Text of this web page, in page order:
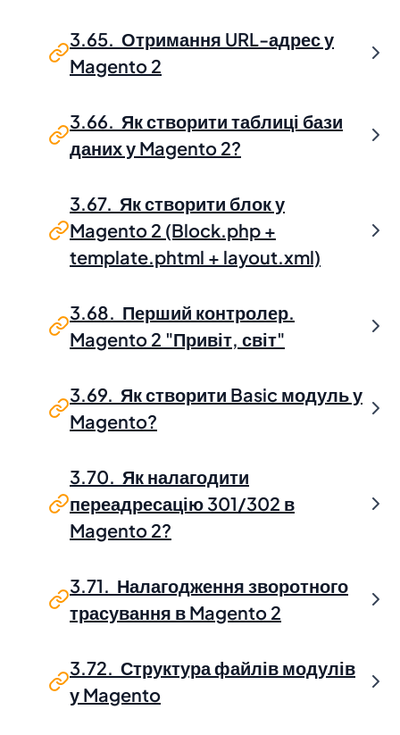
3.65. Отримання URL-адрес у
Magento 2
3.66. Як створити таблиці бази
даних у Magento 2?
3.67. Як створити блок у
Magento 2 (Block.php +
template.phtml + layout.xml)
3.68. Перший контролер.
Magento 2 "Привіт, світ"
3.69. Як створити Basic модуль у
Magento?
3.70. Як налагодити
переадресацію 301/302 в
Magento 2?
3.71. Налагодження зворотного
трасування в Magento 2
3.72. Структура файлів модулів
у Magento